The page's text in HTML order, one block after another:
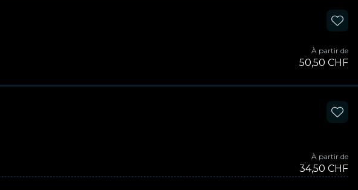
À partir de
50,50 CHF
À partir de
34,50 CHF